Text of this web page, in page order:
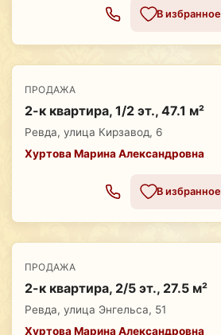
В избранное
ПРОДАЖА
2-к квартира, 1/2 эт., 47.1 м²
Ревда, улица Кирзавод, 6
Хуртова Марина Александровна
В избранное
ПРОДАЖА
2-к квартира, 2/5 эт., 27.5 м²
Ревда, улица Энгельса, 51
Хуртова Марина Александровна